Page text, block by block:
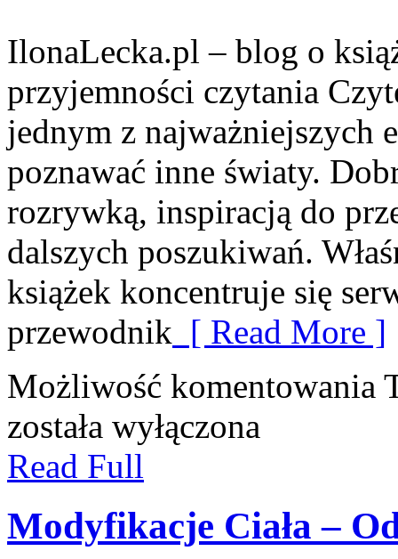
IlonaLecka.pl – blog o
przyjemności czytania
jednym z najważniejszych
poznawać inne światy.
rozrywką, inspiracją do
dalszych poszukiwań.
książek koncentruje się
przewodnik [ Read More ]
Możliwość komentowania
została wyłączona
Read Full
Modyfikacje Ciała –